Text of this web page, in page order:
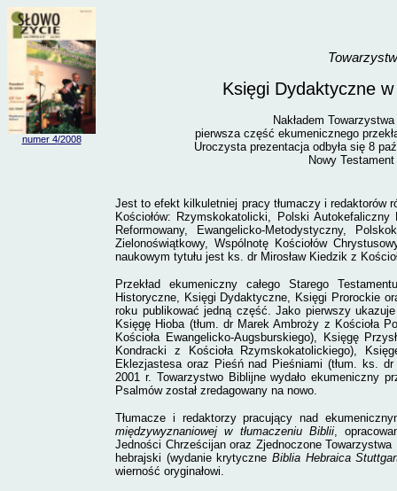
numer 4/2008
Księgi Dydaktyczne
Nakładem
pierwsza część ekumenicznego
Uroczysta prezentacja odbyła się 8
Nowy
Jest to efekt kilkuletniej pracy tłumaczy i redaktorów
Kościołów: Rzymskokatolicki, Polski Autokefaliczny
Reformowany, Ewangelicko-Metodystyczny,
Zielonoświątkowy, Wspólnotę Kościołów
naukowym tytułu jest ks. dr Mirosław Kiedzik z
Przekład ekumeniczny całego Starego
Historyczne, Księgi Dydaktyczne, Księgi Prorockie
roku publikować jedną część. Jako pierwszy
Księgę Hioba (tłum. dr Marek Ambroży z Kościoła
Kościoła Ewangelicko-Augsburskiego), Księgę
Kondracki z Kościoła Rzymskokatolickiego),
Eklezjastesa oraz Pieśń nad Pieśniami (tłum. ks.
2001 r. Towarzystwo Biblijne wydało ekumeniczny
Psalmów został zredagowany na nowo.
Tłumacze i redaktorzy pracujący nad
międzywyznaniowej w tłumaczeniu Biblii,
Jedności Chrześcijan oraz Zjednoczone
hebrajski (wydanie krytyczne Biblia Hebraica
wierność oryginałowi.